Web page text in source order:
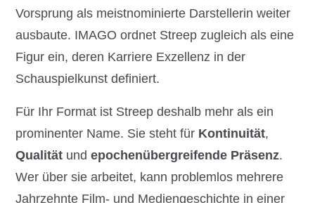
Vorsprung als meistnominierte Darstellerin weiter
ausbaute. IMAGO ordnet Streep zugleich als eine
Figur ein, deren Karriere Exzellenz in der
Schauspielkunst definiert.
Für Ihr Format ist Streep deshalb mehr als ein
prominenter Name. Sie steht für Kontinuität,
Qualität und epochenübergreifende Präsenz.
Wer über sie arbeitet, kann problemlos mehrere
Jahrzehnte Film- und Mediengeschichte in einer